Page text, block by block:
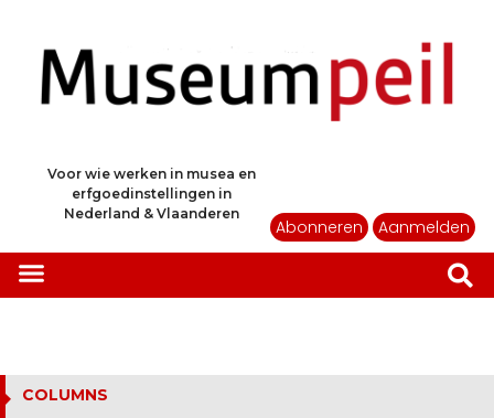
Voor wie werken in musea en
erfgoedinstellingen in
Nederland & Vlaanderen
Abonneren Aanmelden
COLUMNS